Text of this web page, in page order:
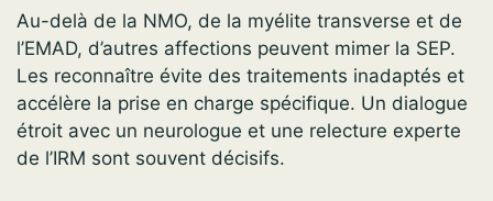
Au-delà de la NMO, de la myélite transverse et de
l’EMAD, d’autres affections peuvent mimer la SEP.
Les reconnaître évite des traitements inadaptés et
accélère la prise en charge spécifique. Un dialogue
étroit avec un neurologue et une relecture experte
de l’IRM sont souvent décisifs.